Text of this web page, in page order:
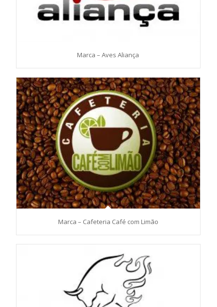
Marca – Aves Aliança
Marca – Cafeteria Café com Limão